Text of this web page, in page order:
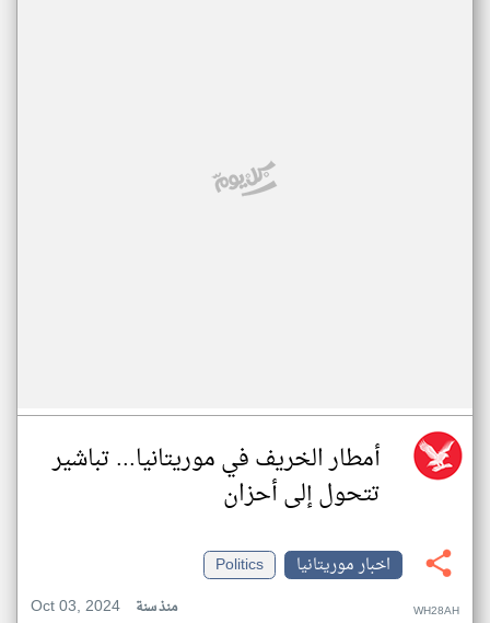
أمطار الخريف في موريتانيا... تباشير
تتحول إلى أحزان
اخبار موريتانيا
Politics
Oct 03, 2024
منذ سنة WH28AH